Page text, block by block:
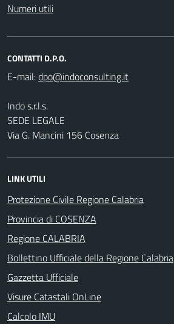
Numeri utili
CONTATTI D.P.O.
E-mail:
Indo s.r.l.s.
SEDE LEGALE
Via G. Mancini 156 Cosenza
LINK UTILI
Protezione Civile Regione Calabria
Provincia di COSENZA
Regione CALABRIA
Bollettino Ufficiale della Regione Calabria
Gazzetta Ufficiale
Visure Catastali OnLine
Calcolo IMU